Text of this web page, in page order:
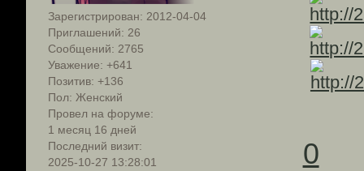
Зарегистрирован: 2012-04-04
Приглашений: 26
Сообщений: 2765
Уважение: +641
Позитив: +136
Пол: Женский
Провел на форуме:
1 месяц 16 дней
Последний визит:
2025-10-27 13:28:01
0